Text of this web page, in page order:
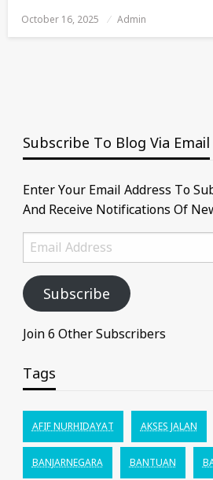
Posted
October 16, 2025 Admin
Subscribe To Blog Via Email
Enter Your Email Address To
And Receive Notifications Of
Email
Address
Subscribe
Join 6 Other Subscribers
Tags
AFIF NURHIDAYAT AKSES JALAN
BANJARNEGARA BANTUAN